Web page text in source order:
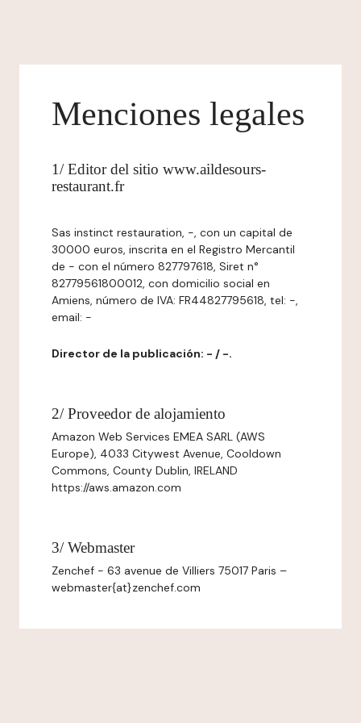
Menciones legales
1/ Editor del sitio www.aildesours-
restaurant.fr
Sas instinct restauration, -, con un capital de
30000 euros, inscrita en el Registro Mercantil
de - con el número 827797618, Siret n°
82779561800012, con domicilio social en
Amiens, número de IVA: FR44827795618, tel: -,
email: -
Director de la publicación: - / -.
2/ Proveedor de alojamiento
Amazon Web Services EMEA SARL (AWS
Europe), 4033 Citywest Avenue, Cooldown
Commons, County Dublin, IRELAND
https://aws.amazon.com
3/ Webmaster
Zenchef - 63 avenue de Villiers 75017 Paris –
webmaster{at}zenchef.com